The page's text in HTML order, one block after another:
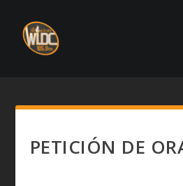
PETICIÓN DE